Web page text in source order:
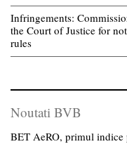
Infringements:
the Court of Justice for
rules
Noutati BVB
BET AeRO, primul indice